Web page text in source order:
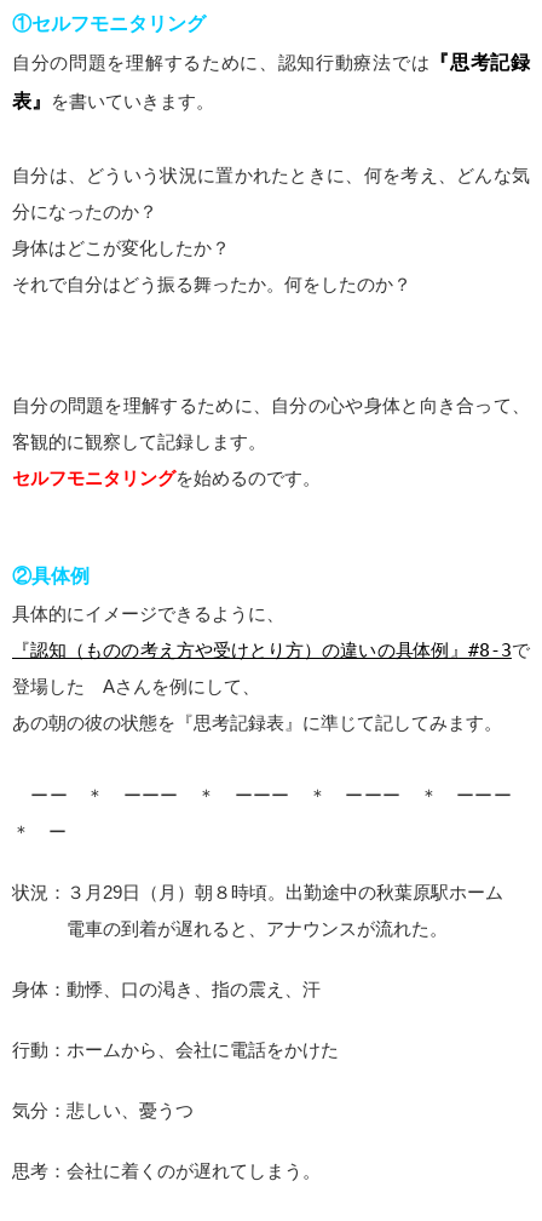
①セルフモニタリング
自分の問題を理解するために、認知行動療法では 『思考記録
表』
を書いていきます。
自分は、どういう状況に置かれたときに、何を考え、どんな気
分になったのか？
身体はどこが変化したか？
それで自分はどう振る舞ったか。何をしたのか？
自分の問題を理解するために、自分の心や身体と向き合って、
客観的に観察して記録します。
セルフモニタリングを始めるのです。
②具体例
具体的にイメージできるように、
『認知（ものの考え方や受けとり方）の違いの具体例』#8-3で
登場した Aさんを例にして、
あの朝の彼の状態を『思考記録表』に準じて記してみます。
ーー ＊ ーーー ＊ ーーー ＊ ーーー ＊ ーーー
＊ ー
状況：３月29日（月）朝８時頃。出勤途中の秋葉原駅ホーム
電車の到着が遅れると、アナウンスが流れた。
身体：動悸、口の渇き、指の震え、汗
行動：ホームから、会社に電話をかけた
気分：悲しい、憂うつ
思考：会社に着くのが遅れてしまう。